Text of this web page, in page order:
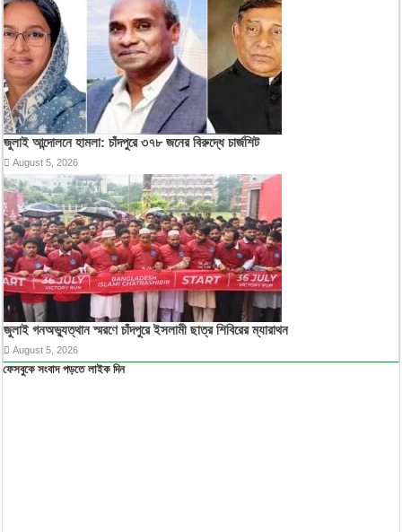
জুলাই আন্দোলনে হামলা: চাঁদপুরে ৩৭৮ জনের বিরুদ্ধে চার্জশিট
August 5, 2026
জুলাই গনঅভ্যুত্থান স্মরণে চাঁদপুরে ইসলামী ছাত্র শিবিরের ম্যারাথন
August 5, 2026
ফেসবুকে সংবাদ পড়তে লাইক দিন